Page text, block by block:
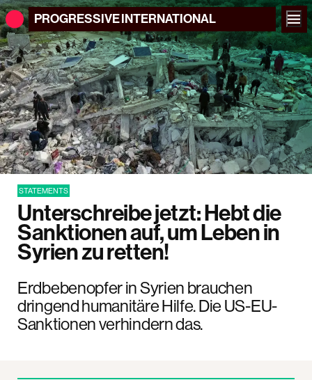
PROGRESSIVEINTERNATIONAL
STATEMENTS
Unterschreibe jetzt: Hebt die
Sanktionen auf, um Leben in
Syrien zu retten!
Erdbebenopfer in Syrien brauchen
dringend humanitäre Hilfe. Die US-EU-
Sanktionen verhindern das.